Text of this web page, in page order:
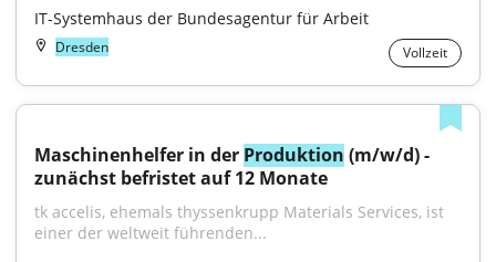
IT-Systemhaus der Bundesagentur für Arbeit
Dresden Vollzeit
Maschinenhelfer in der Produktion (m/w/d) -
zunächst befristet auf 12 Monate
tk accelis, ehemals thyssenkrupp Materials Services, ist
einer der weltweit führenden...